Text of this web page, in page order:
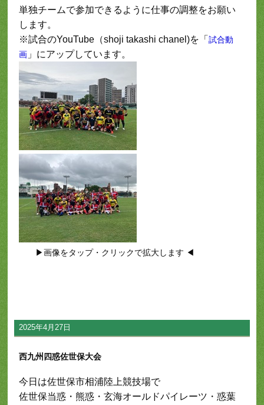
単独チームで参加できるように仕事の調整をお願い
します。
※試合のYouTube（shoji takashi chanel)を「試合動
画 」にアップしています。
▶画像をタップ・クリックで拡大します ◀
2025年4月27日
西九州四惑佐世保大会
今日は佐世保市相浦陸上競技場で
佐世保当惑・熊惑・玄海オールドパイレーツ・惑葉